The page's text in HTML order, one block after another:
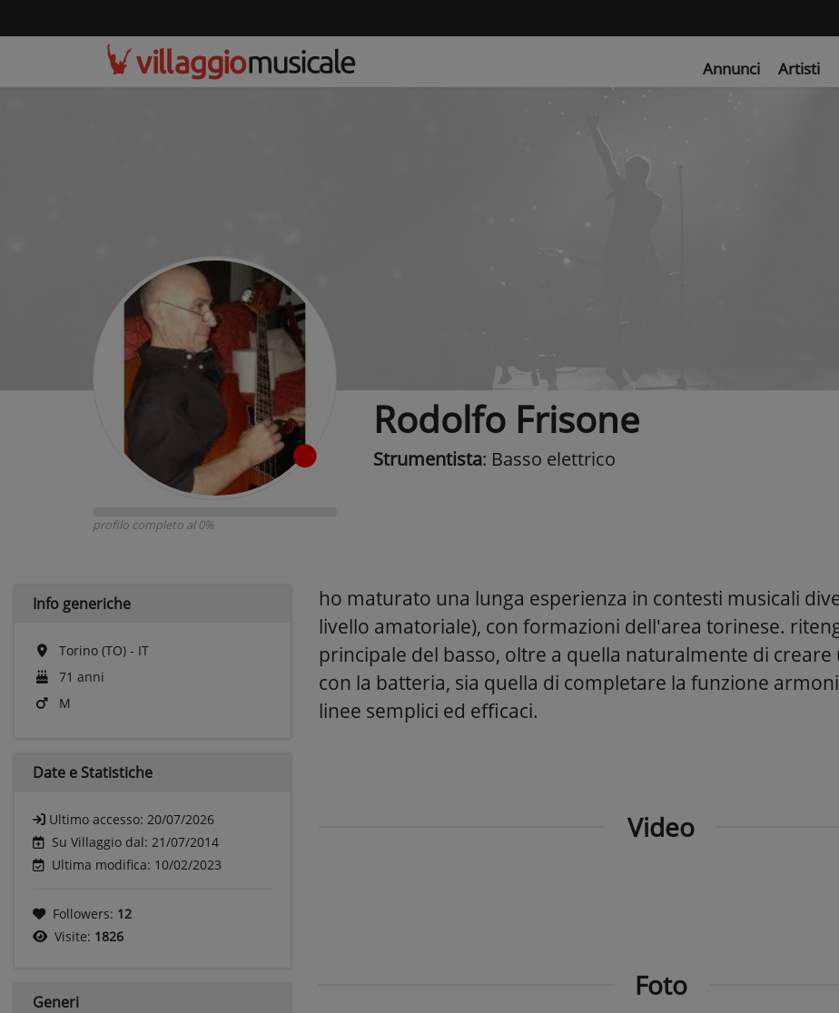
Annunci Artisti
profilo completo al 0%
Rodolfo Frisone
Strumentista: Basso elettrico
Info generiche
Torino (TO) - IT
71 anni
M
Date e Statistiche
Ultimo accesso: 20/07/2026
Su Villaggio dal: 21/07/2014
Ultima modifica: 10/02/2023
Followers: 12
Visite: 1826
Generi
ho maturato una lunga esperienza in contesti musicali
livello amatoriale), con formazioni dell'area torinese.
principale del basso, oltre a quella naturalmente di creare
con la batteria, sia quella di completare la funzione
linee semplici ed efficaci.
Video
Foto